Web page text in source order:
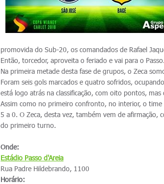
promovida do Sub-20, os comandados de Rafael
Então, torcedor, aproveita o feriado e vai para o
Na primeira metade desta fase de grupos, o Zeca
Foram seis gols marcados e quatro sofridos,
está logo atrás na classificação, com oito pontos,
Assim como no primeiro confronto, no interior, o
5 a 0. O Zeca, desta vez, também vem de
do primeiro turno.
Onde:
Estádio Passo d'Areia
Rua Padre Hildebrando, 1100
Horário: